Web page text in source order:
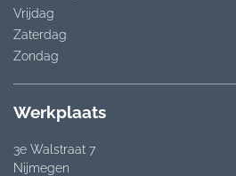
Vrijdag
Zaterdag
Zondag
Werkplaats
3e Walstraat 7
Nijmegen